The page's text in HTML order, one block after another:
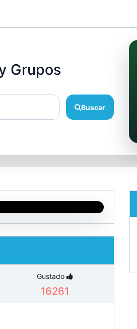
Grupos
Buscar
Gustado
16261